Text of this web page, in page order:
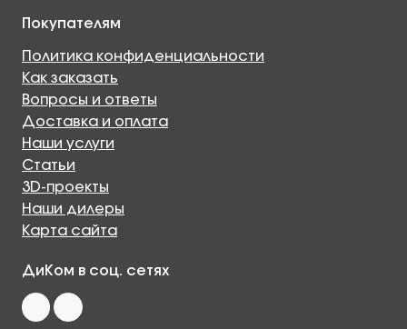
Покупателям
Политика конфиденциальности
Как заказать
Вопросы и ответы
Доставка и оплата
Наши услуги
Статьи
3D-проекты
Наши дилеры
Карта сайта
ДиКом в соц. сетях